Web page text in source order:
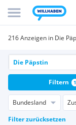
216 Anzeigen in Die
Bundesland
Filter zurücksetzen
Filtern 1